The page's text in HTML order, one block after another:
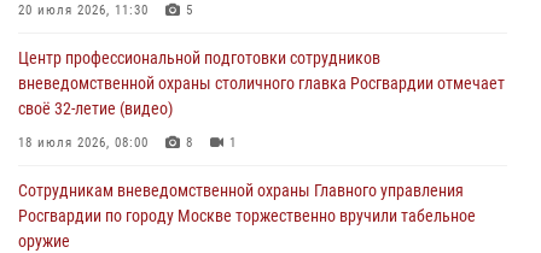
04 августа 2026, 14:00
В Москве росгвардейцы задержали подозреваемого в нападении
на охранника торгового центра (видео)
04 августа 2026, 08:00
находящегося в федеральном розыске (видео)
03 августа 2026, 12:00
20 июля 2026, 11:30 5
Центр профессиональной подготовки сотрудников
вневедомственной охраны столичного главка Росгвардии отмечает
своё 32-летие (видео)
18 июля 2026, 08:00 8 1
Сотрудникам вневедомственной охраны Главного управления
Росгвардии по городу Москве торжественно вручили табельное
оружие